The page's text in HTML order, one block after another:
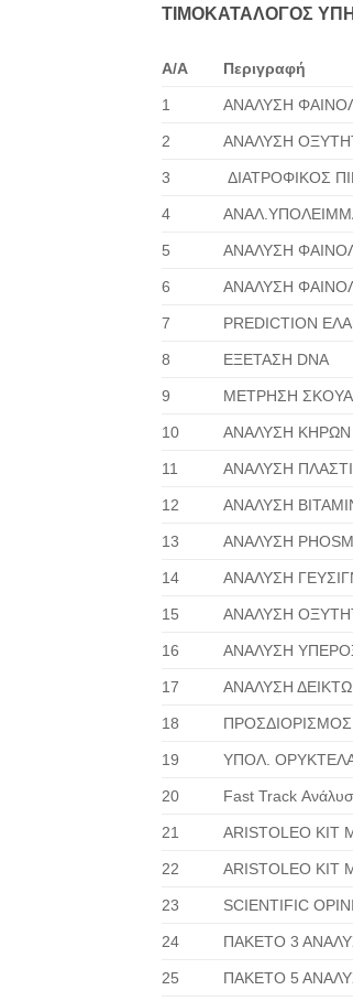
ΤΙΜΟΚΑΤΑΛΟΓΟΣ
Α/Α Περιγραφή
1 ΑΝΑΛΥΣΗ
2 ΑΝΑΛΥΣΗ
3 ΔΙΑΤΡΟΦΙΚΟΣ
4
5 ΑΝΑΛΥΣΗ
6 ΑΝΑΛΥΣΗ
7 PREDICTION
8 ΕΞΕΤΑΣΗ DNA
9 ΜΕΤΡΗΣΗ
10 ΑΝΑΛΥΣΗ ΚΗΡΩΝ
11 ΑΝΑΛΥΣΗ
12 ΑΝΑΛΥΣΗ
13 ΑΝΑΛΥΣΗ
14 ΑΝΑΛΥΣΗ
15 ΑΝΑΛΥΣΗ
16 ΑΝΑΛΥΣΗ
17 ΑΝΑΛΥΣΗ
18
19 ΥΠΟΛ.
20 Fast Track
21 ARISTOLEO KIT
22 ARISTOLEO KIT
23 SCIENTIFIC
24 ΠΑΚΕΤΟ 3
25 ΠΑΚΕΤΟ 5